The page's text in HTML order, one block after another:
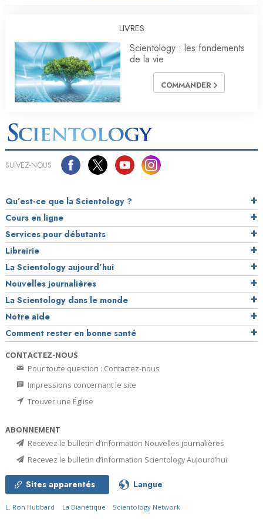
LIVRES
Scientology : les fondements
de la vie
COMMANDER
SUIVEZ-NOUS
Qu’est-ce que la Scientology ?
Cours en ligne
Services pour débutants
Librairie
La Scientology aujourd’hui
Nouvelles journalières
La Scientology dans le monde
Notre aide
Comment rester en bonne santé
CONTACTEZ-NOUS
Pour toute question : Contactez-nous
Impressions concernant le site
Trouver une Église
ABONNEMENT
Recevez le bulletin d’information Nouvelles journalières
Recevez le bulletin d’information Scientology Aujourd’hui
Sites apparentés Langue
L. Ron Hubbard La Dianétique
Scientology Network